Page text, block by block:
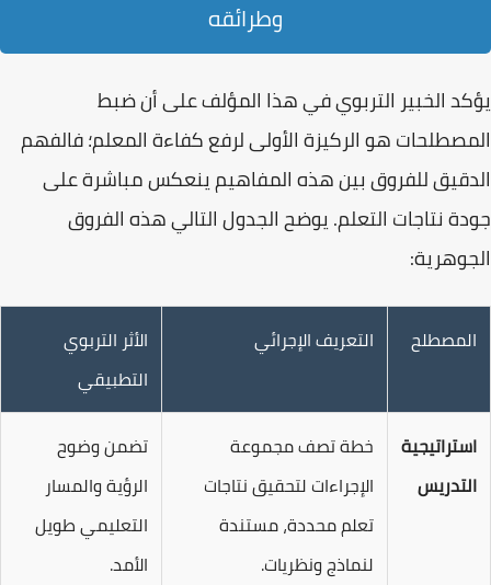
وطرائقه
يؤكد الخبير التربوي في هذا المؤلف على أن ضبط
المصطلحات هو الركيزة الأولى لرفع كفاءة المعلم؛ فالفهم
الدقيق للفروق بين هذه المفاهيم ينعكس مباشرة على
جودة نتاجات التعلم. يوضح الجدول التالي هذه الفروق
الجوهرية:
المصطلح التعريف الإجرائي
الأثر التربوي
التطبيقي
استراتيجية
التدريس
خطة تصف مجموعة
الإجراءات لتحقيق نتاجات
تعلم محددة، مستندة
لنماذج ونظريات.
تضمن وضوح
الرؤية والمسار
التعليمي طويل
الأمد.